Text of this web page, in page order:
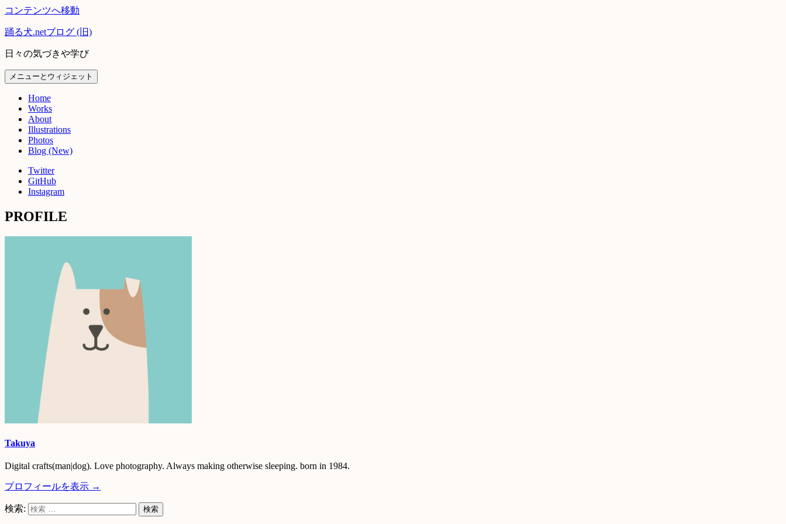
コンテンツへ移動
踊る犬.netブログ (旧)
日々の気づきや学び
メニューとウィジェット
Home
Works
About
Illustrations
Photos
Blog (New)
Twitter
GitHub
Instagram
PROFILE
Takuya
Digital crafts(man|dog). Love photography. Always making otherwise sleeping. born in 1984.
プロフィールを表示 →
検索: